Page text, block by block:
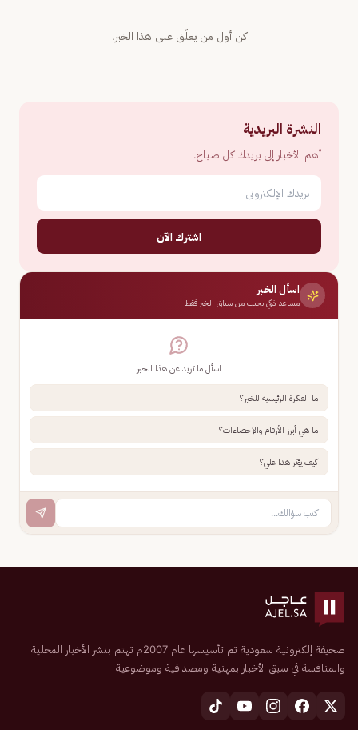
كن أول من يعلّق على هذا الخبر.
النشرة البريدية
أهم الأخبار إلى بريدك كل صباح.
اشترك الآن
اسأل الخبر
مساعد ذكي يجيب من سياق الخبر فقط
اسأل ما تريد عن هذا الخبر
ما الفكرة الرئيسية للخبر؟
ما هي أبرز الأرقام والإحصاءات؟
كيف يؤثر هذا علي؟
صحيفة إلكترونية سعودية تم تأسيسها عام 2007م تهتم بنشر الأخبار المحلية
والمنافسة في سبق الأخبار بمهنية ومصداقية وموضوعية